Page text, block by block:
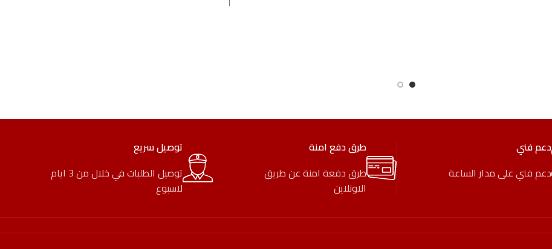
دعم فني
دعم فني على مدار الساعة
طرق دفع امنة
طرق دفعة امنة عن طريق
الاونلاين
توصيل سريع
توصيل الطلبات في خلال من 3 ايام
لاسبوع